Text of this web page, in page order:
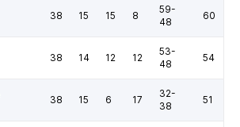
38 15 15 8
59-
48
60
38 14 12 12
53-
48
54
38 15 6 17
32-
38
51